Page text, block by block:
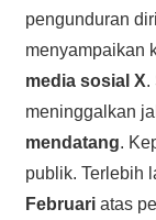
pengunduran
menyampaikan
media sosial X.
meninggalkan
mendatang.
publik. Terlebih
Februariatas